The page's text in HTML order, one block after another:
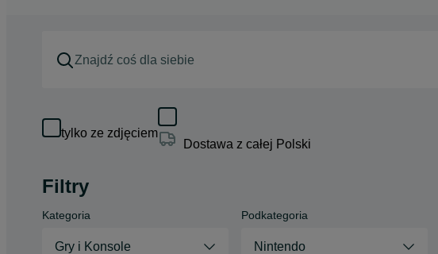
tylko ze zdjęciem
Dostawa z całej Polski
Filtry
Kategoria
Gry i Konsole
Podkategoria
Nintendo